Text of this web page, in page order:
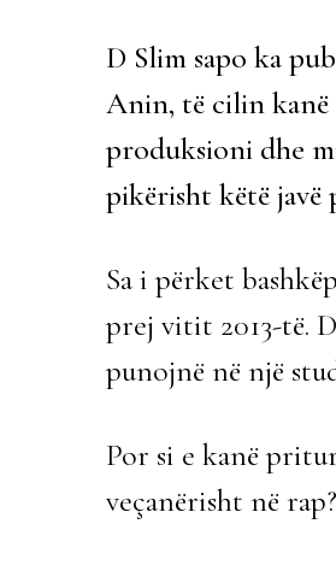
D Slim sapo ka
Anin, të cilin
produksioni dhe
pikërisht këtë javë
Sa i përket
prej vitit 2013-të.
punojnë në një
Por si e kanë
veçanërisht në